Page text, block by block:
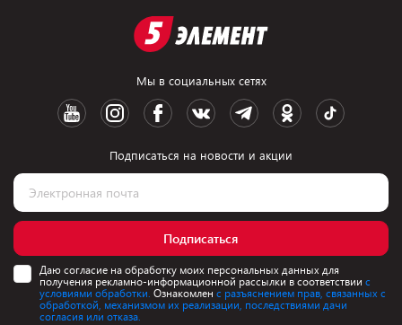
Мы в социальных сетях
Подписаться на новости и акции
Подписаться
Даю согласие на обработку моих персональных данных для
получения рекламно-информационной рассылки в соответствии с
условиями обработки. Ознакомлен с разъяснением прав, связанных с
обработкой, механизмом их реализации, последствиями дачи
согласия или отказа.